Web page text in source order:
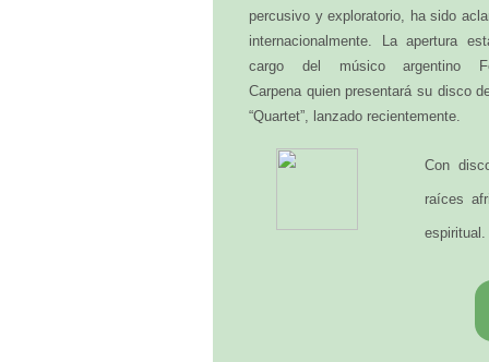
percusivo y exploratorio, ha sido
internacionalmente. La apertura
cargo del músico argentino
Carpena quien presentará su disco
“Quartet”, lanzado recientemente.
Con
raíces
espiritual.